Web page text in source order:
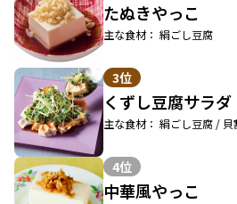
たぬきやっこ
主な食材： 絹ごし豆腐
3位
くずし豆腐サラダ
主な食材： 絹ごし豆腐 /
4位
中華風やっこ